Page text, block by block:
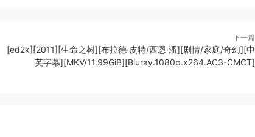
下一篇
[ed2k][2011][生命之树][布拉德·皮特/西恩·潘][剧情/家庭/奇幻][中
英字幕][MKV/11.99GiB][Bluray.1080p.x264.AC3-CMCT]